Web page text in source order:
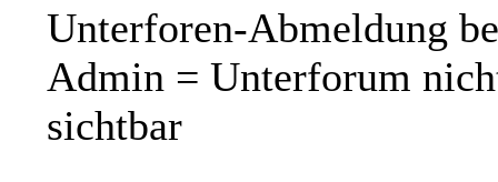
Unterforen-Abmeldung
Admin = Unterforum
sichtbar